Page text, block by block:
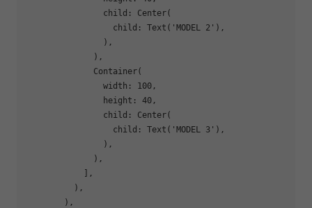
                child: Center(
                  child: Text(
'MODEL 2' ),
                ),
              ),
              Container(
                width:
100 ,
                height:
40 ,
                child: Center(
                  child: Text(
'MODEL 3' ),
                ),
              ),
            ],
          ),
        ),